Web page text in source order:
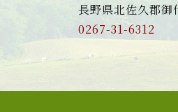
長野県北佐久郡
0267-31-6312